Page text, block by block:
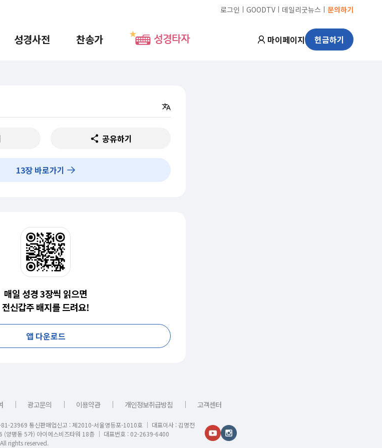
로그인 ㅣ GOODTV ㅣ 데일리굿뉴스 ㅣ 문의하기
성경사전 찬송가 성경타자 마이페이지 헌금하기
공유하기
13장 바로가기
매일 성경 3장씩 읽으면
전신갑주 배지를 드려요!
앱 다운로드
｜ 광고문의 ｜ 이용약관 ｜ 개인정보취급방침 ｜ 고객센터
23969 통신판매업신고 : 제2010-서울영등포-1010호 │ 대표이사 : 김명전
(양평동 5가) 아이에스비즈타워 18층 │ 대표번호 : 02-2639-6400
rights reserved.